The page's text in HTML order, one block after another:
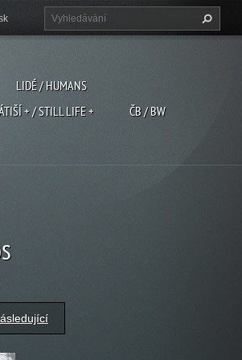
LIDÉ / HUMANS
+ / STILL LIFE +
ČB / BW